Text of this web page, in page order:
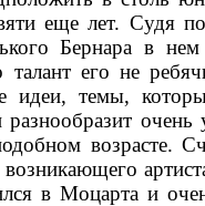
еще лет. Судя
Бернара в
талант его не
идеи, темы,
разнообразит
возрасте.
в Моцарта и